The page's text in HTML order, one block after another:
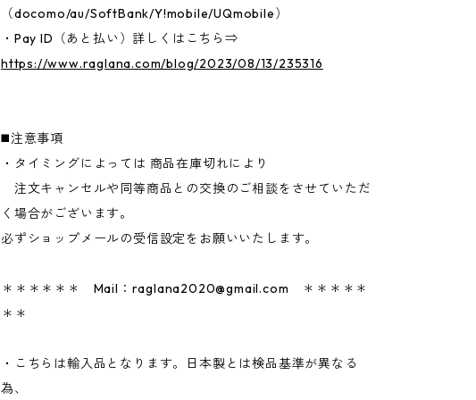
（docomo/au/SoftBank/Y!mobile/UQmobile）
・Pay ID（あと払い）詳しくはこちら⇒
https://www.raglana.com/blog/2023/08/13/235316
◼️注意事項
・タイミングによっては 商品在庫切れにより
注文キャンセルや同等商品との交換のご相談をさせていただ
く場合がございます。
必ずショップメールの受信設定をお願いいたします。
＊＊＊＊＊＊ Mail： raglana2020@gmail.com ＊＊＊＊＊
＊＊
・こちらは輸入品となります。日本製とは検品基準が異なる
為、